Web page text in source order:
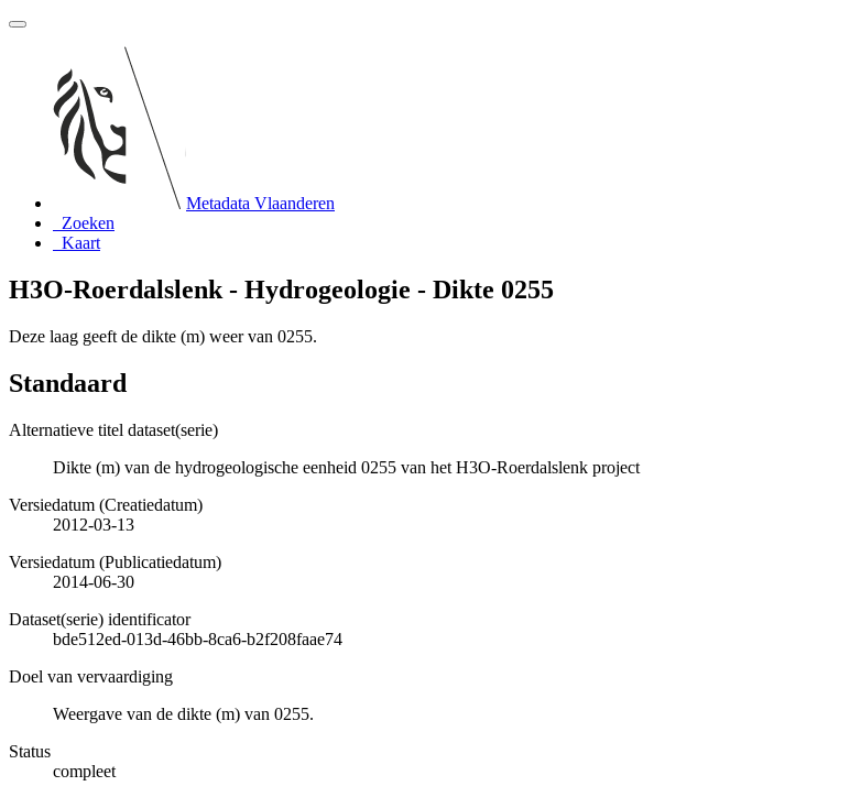
Metadata Vlaanderen
Zoeken
Kaart
H3O-Roerdalslenk - Hydrogeologie - Dikte 0255
Deze laag geeft de dikte (m) weer van 0255.
Standaard
Alternatieve titel dataset(serie)
Dikte (m) van de hydrogeologische eenheid 0255 van het H3O-Roerdalslenk project
Versiedatum (Creatiedatum)
2012-03-13
Versiedatum (Publicatiedatum)
2014-06-30
Dataset(serie) identificator
bde512ed-013d-46bb-8ca6-b2f208faae74
Doel van vervaardiging
Weergave van de dikte (m) van 0255.
Status
compleet